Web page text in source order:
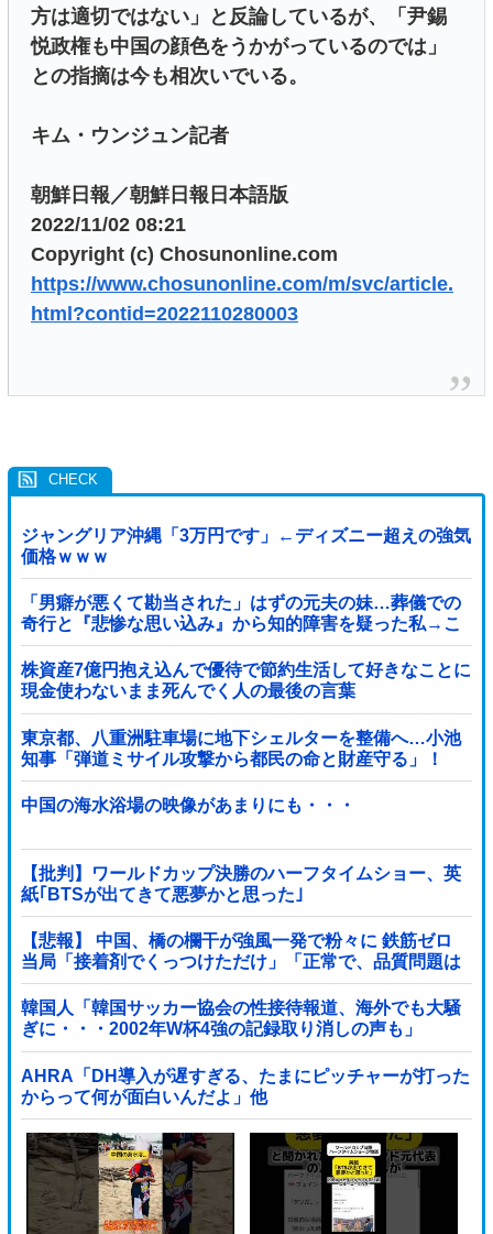
方は適切ではない」と反論しているが、「尹錫
悦政権も中国の顔色をうかがっているのでは」
との指摘は今も相次いでいる。
キム・ウンジュン記者
朝鮮日報／朝鮮日報日本語版
2022/11/02 08:21
Copyright (c) Chosunonline.com
https://www.chosunonline.com/m/svc/article.
html?contid=2022110280003
ジャングリア沖縄「3万円です」←ディズニー超えの強気
価格ｗｗｗ
「男癖が悪くて勘当された」はずの元夫の妹…葬儀での
奇行と『悲惨な思い込み』から知的障害を疑った私→こ
っそり病院へ誘導し行政保護させた話
株資産7億円抱え込んで優待で節約生活して好きなことに
現金使わないまま死んでく人の最後の言葉
東京都、八重洲駐車場に地下シェルターを整備へ…小池
知事「弾道ミサイル攻撃から都民の命と財産守る」！
中国の海水浴場の映像があまりにも・・・
【批判】ワールドカップ決勝のハーフタイムショー、英
紙｢BTSが出てきて悪夢かと思った｣
【悲報】 中国、橋の欄干が強風一発で粉々に 鉄筋ゼロ
当局「接着剤でくっつけただけ」「正常で、品質問題は
ない」
韓国人「韓国サッカー協会の性接待報道、海外でも大騒
ぎに・・・2002年W杯4強の記録取り消しの声も」
→「マジで国の恥だ」「2002年まで疑う価値があ...
AHRA「DH導入が遅すぎる、たまにピッチャーが打った
からって何が面白いんだよ」他